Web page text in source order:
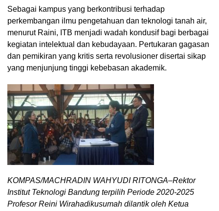
Sebagai kampus yang berkontribusi terhadap
perkembangan ilmu pengetahuan dan teknologi tanah air,
menurut Raini, ITB menjadi wadah kondusif bagi berbagai
kegiatan intelektual dan kebudayaan. Pertukaran gagasan
dan pemikiran yang kritis serta revolusioner disertai sikap
yang menjunjung tinggi kebebasan akademik.
KOMPAS/MACHRADIN WAHYUDI RITONGA–Rektor
Institut Teknologi Bandung terpilih Periode 2020-2025
Profesor Reini Wirahadikusumah dilantik oleh Ketua